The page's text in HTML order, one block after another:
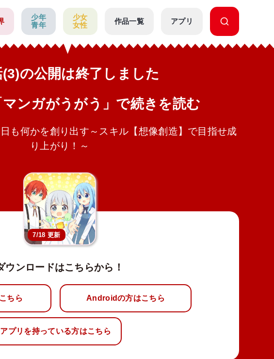
少年
青年
少女
女性
作品一覧 アプリ
の公開は終了しました
ンガがうがう」で続きを読む
も何かを創り出す～スキル【想像創造】で目指せ成
り上がり！～
7/18 更新
ウンロードはこちらから！
ちら Androidの方はこちら
アプリを持っている方はこちら